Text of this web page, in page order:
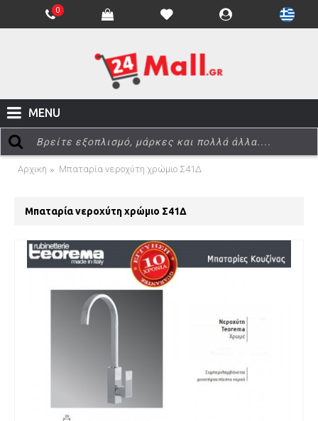
0
MENU
Αρχική Μπαταρία νεροχύτη χρώμιο Σ41Δ
Μπαταρία νεροχύτη χρώμιο Σ41Δ